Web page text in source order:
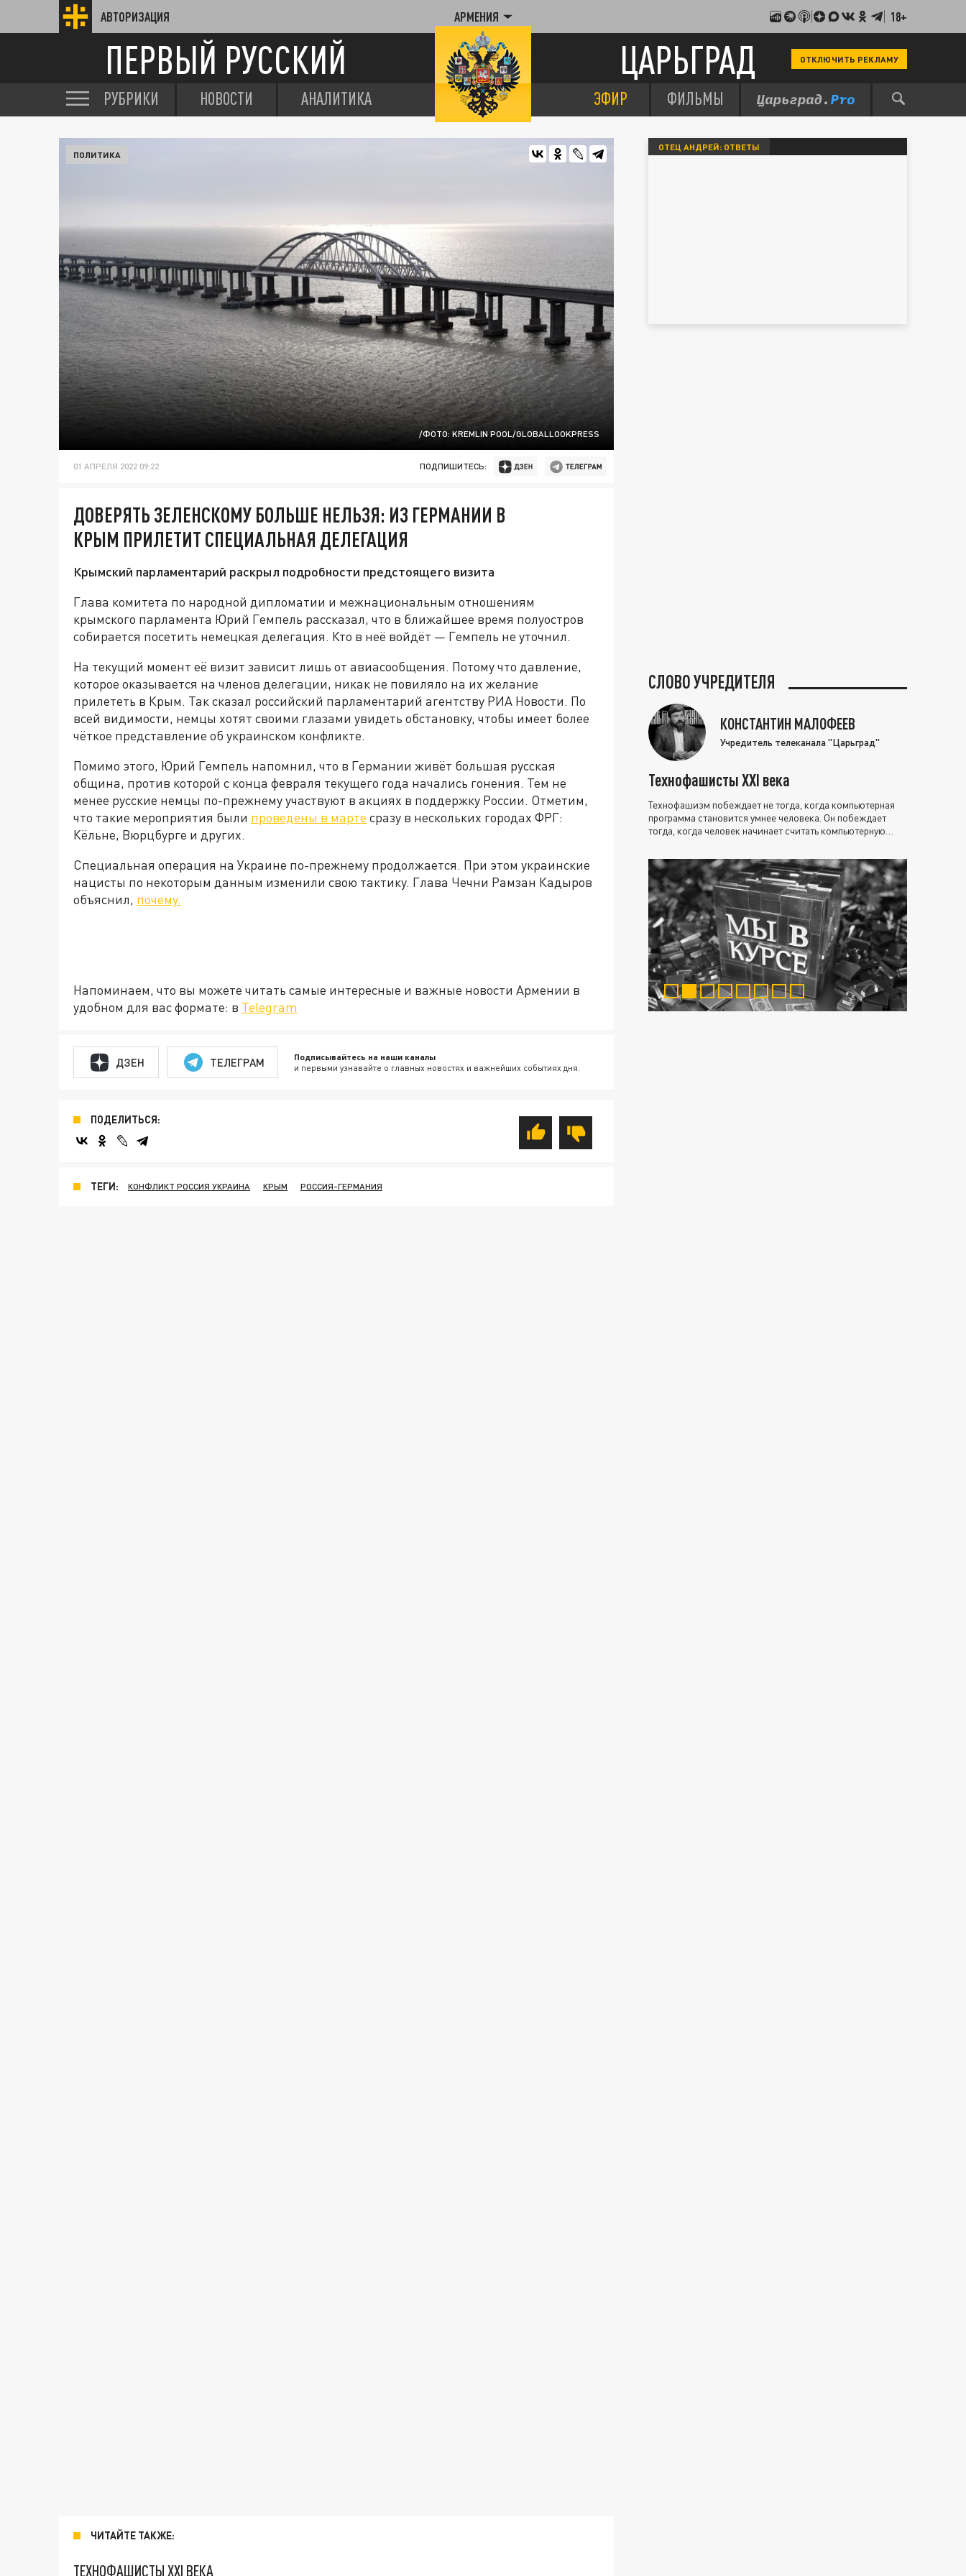
АВТОРИЗАЦИЯ АРМЕНИЯ 18+
ПЕРВЫЙ РУССКИЙ ЦАРЬГРАД ОТКЛЮЧИТЬ РЕКЛАМУ
РУБРИКИ НОВОСТИ АНАЛИТИКА ЭФИР ФИЛЬМЫ
/ФОТО: KREMLIN POOL/GLOBALLOOKPRESS
ПОЛИТИКА
01 АПРЕЛЯ 2022 09:22 ПОДПИШИТЕСЬ:
ДОВЕРЯТЬ ЗЕЛЕНСКОМУ БОЛЬШЕ НЕЛЬЗЯ: ИЗ ГЕРМАНИИ В
КРЫМ ПРИЛЕТИТ СПЕЦИАЛЬНАЯ ДЕЛЕГАЦИЯ
Крымский парламентарий раскрыл подробности предстоящего визита
Глава комитета по народной дипломатии и межнациональным отношениям
крымского парламента Юрий Гемпель рассказал, что в ближайшее время полуостров
собирается посетить немецкая делегация. Кто в неё войдёт — Гемпель не уточнил.
На текущий момент её визит зависит лишь от авиасообщения. Потому что давление,
которое оказывается на членов делегации, никак не повиляло на их желание
прилететь в Крым. Так сказал российский парламентарий агентству РИА Новости. По
всей видимости, немцы хотят своими глазами увидеть обстановку, чтобы имеет более
чёткое представление об украинском конфликте.
Помимо этого, Юрий Гемпель напомнил, что в Германии живёт большая русская
община, против которой с конца февраля текущего года начались гонения. Тем не
менее русские немцы по-прежнему участвуют в акциях в поддержку России. Отметим,
что такие мероприятия были проведены в марте сразу в нескольких городах ФРГ:
Кёльне, Вюрцбурге и других.
Специальная операция на Украине по-прежнему продолжается. При этом украинские
нацисты по некоторым данным изменили свою тактику. Глава Чечни Рамзан Кадыров
объяснил, почему.
Напоминаем, что вы можете читать самые интересные и важные новости Армении в
удобном для вас формате: в Telegram
ДЗЕН ТЕЛЕГРАМ Подписывайтесь на наши каналы
и первыми узнавайте о главных новостях и важнейших событиях дня.
ПОДЕЛИТЬСЯ:
ТЕГИ: КОНФЛИКТ РОССИЯ УКРАИНА КРЫМ РОССИЯ-ГЕРМАНИЯ
ЧИТАЙТЕ ТАКЖЕ:
ТЕХНОФАШИСТЫ XXI ВЕКА
ОТЕЦ АНДРЕЙ: ОТВЕТЫ
СЛОВО УЧРЕДИТЕЛЯ
КОНСТАНТИН МАЛОФЕЕВ
Учредитель телеканала "Царьград"
Технофашисты XXI века
Технофашизм побеждает не тогда, когда компьютерная
программа становится умнее человека. Он побеждает
тогда, когда человек начинает считать компьютерную